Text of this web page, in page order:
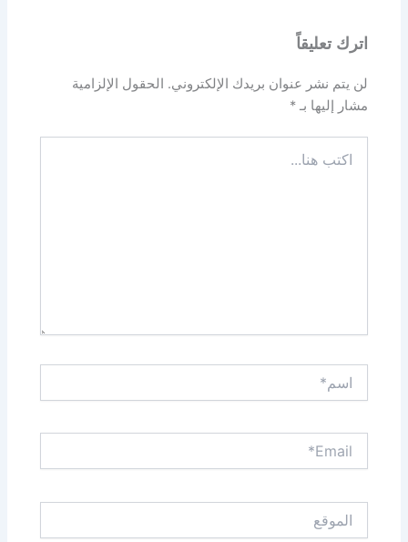
اترك تعليقاً
لن يتم نشر عنوان بريدك الإلكتروني. الحقول الإلزامية
مشار إليها بـ*
هنا...